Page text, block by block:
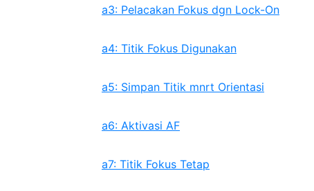
a3: Pelacakan Fokus dgn Lock-On
a4: Titik Fokus Digunakan
a5: Simpan Titik mnrt Orientasi
a6: Aktivasi AF
a7: Titik Fokus Tetap